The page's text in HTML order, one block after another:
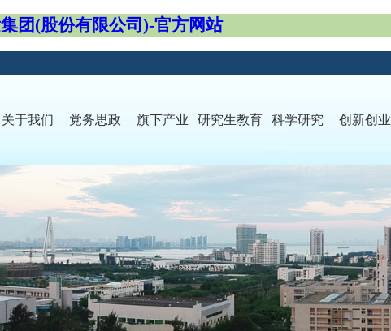
团(股份有限公司)-官方网站
关于我们 党务思政 旗下产业 研究生教育 科学研究 创新创业